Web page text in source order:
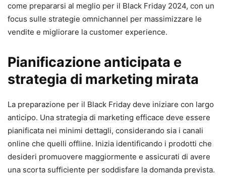
come prepararsi al meglio per il Black Friday 2024, con un
focus sulle strategie omnichannel per massimizzare le
vendite e migliorare la customer experience.
Pianificazione anticipata e
strategia di marketing mirata
La preparazione per il Black Friday deve iniziare con largo
anticipo. Una strategia di marketing efficace deve essere
pianificata nei minimi dettagli, considerando sia i canali
online che quelli offline. Inizia identificando i prodotti che
desideri promuovere maggiormente e assicurati di avere
una scorta sufficiente per soddisfare la domanda prevista.